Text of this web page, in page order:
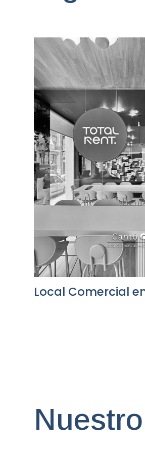
Local Comercial